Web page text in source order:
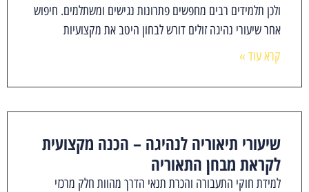
ולכן תלמידים רבים מחפשים פתרונות נגישים ומשתלמים. חיפוש
אחר שיעורי נהיגה זולים דורש לבחון היטב את מקצועיות
קרא עוד »
שיעורי תיאוריה לנהיגה – הכנה מקצועית
לקראת מבחן התאוריה
למידת חוקי התעבורה והכרת תנאי הדרך מהוות חלק מרכזי